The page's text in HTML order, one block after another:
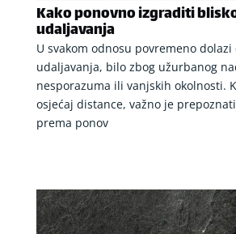
Kako ponovno izgraditi
udaljavanja
U svakom odnosu povremeno dolazi
udaljavanja, bilo zbog užurbanog
nesporazuma ili vanjskih okolnosti.
osjećaj distance, važno je
prema ponov